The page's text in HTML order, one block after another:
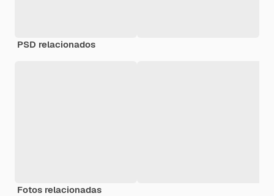
PSD relacionados
Fotos relacionadas